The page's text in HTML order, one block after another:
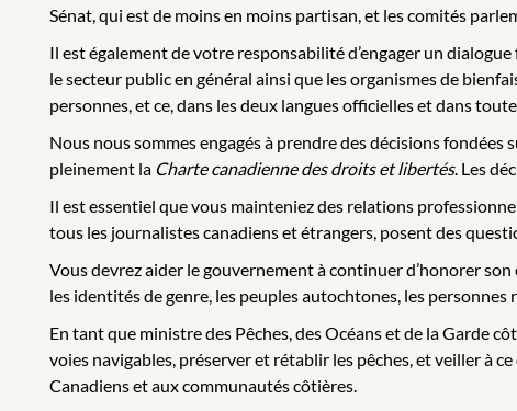
Sénat, qui est de moins en moins partisan, et les comités
Il est également de votre responsabilité d’engager un
le secteur public en général ainsi que les organismes de
personnes, et ce, dans les deux langues officielles et dans
Nous nous sommes engagés à prendre des décisions
pleinement la Charte canadienne des droits et libertés. Les
Il est essentiel que vous mainteniez des relations
tous les journalistes canadiens et étrangers, posent des
Vous devrez aider le gouvernement à continuer d’honorer
les identités de genre, les peuples autochtones, les
En tant que ministre des Pêches, des Océans et de la Garde
voies navigables, préserver et rétablir les pêches, et veiller à
Canadiens et aux communautés côtières.